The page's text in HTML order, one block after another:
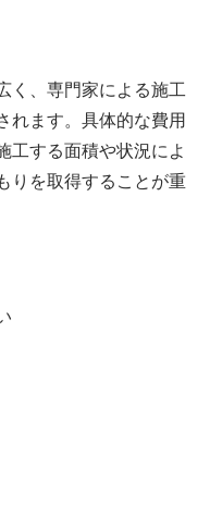
く、専門家による施工
れます。具体的な費用
工する面積や状況によ
りを取得することが重